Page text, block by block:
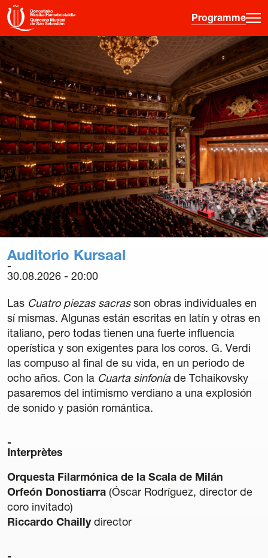
Programme
ES EU · FR EN
Programme
Informations sur les billets
Jeune public
Quinzaine musicale
Histoire
Éditions précédentes
Affiches
Salles
42 Cours International Orgue Romantique
La quinzaine verte
Amis
Informations
Contact
Auditorio Kursaal
30.08.2026 - 20:00
Las Cuatro piezas sacrasson obras individuales en
sí mismas. Algunas están escritas en latín y otras en
italiano, pero todas tienen una fuerte influencia
operística y son exigentes para los coros. G. Verdi
las compuso al final de su vida, en un periodo de
ocho años. Con la Cuarta sinfoníade Tchaikovsky
pasaremos del intimismo verdiano a una explosión
de sonido y pasión romántica.
Interprètes
Orquesta Filarmónica de la Scala de Milán
Orfeón Donostiarra (Óscar Rodríguez, director de
coro invitado)
Riccardo Chaillydirector